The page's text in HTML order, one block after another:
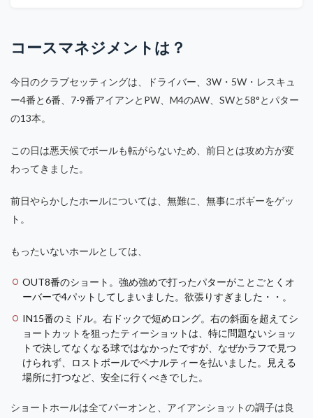
コースマネジメントは？
今日のクラブセッティングは、ドライバー、3W・5W・レスキュ
ー4番と6番、7-9番アイアンとPW、M4のAW、SWと58°とパター
の13本。
この日は悪天候でボールも転がらないため、前日とは攻め方が変
わってきました。
前日やらかしたホールについては、無難に、無事にボギーをゲッ
ト。
もったいないホールとしては、
OUT8番のショート。強め強めで打ったパターがことごとくオ
ーバーで4パットしてしまいました。欲張りすぎました・・。
IN15番のミドル。右ドックで短めロング。右の斜面を超えてシ
ョートカットを狙ったティーショットは、特に問題ないショッ
トで決してなくなる球ではなかったですが、なぜかラフで見つ
けられず、ロストボールでペナルティーを払いました。見える
場所に打つなど、安全に行くべきでした。
ショートホールは全てパーオンと、アイアンショットの調子は良